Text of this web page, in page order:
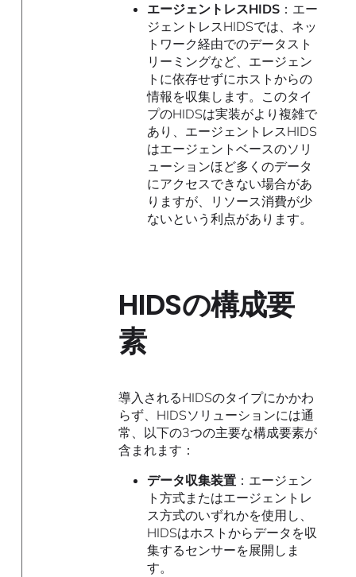
エージェントレスHIDS：エー
ジェントレスHIDSでは、ネッ
トワーク経由でのデータスト
リーミングなど、エージェン
トに依存せずにホストからの
情報を収集します。このタイ
プのHIDSは実装がより複雑で
あり、エージェントレスHIDS
はエージェントベースのソリ
ューションほど多くのデータ
にアクセスできない場合があ
りますが、リソース消費が少
ないという利点があります。
HIDSの構成要
素
導入されるHIDSのタイプにかかわ
らず、HIDSソリューションには通
常、以下の3つの主要な構成要素が
含まれます：
データ収集装置：エージェン
ト方式またはエージェントレ
ス方式のいずれかを使用し、
HIDSはホストからデータを収
集するセンサーを展開しま
す。